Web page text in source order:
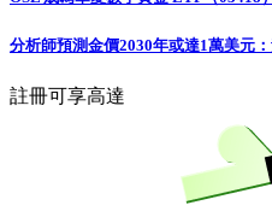
分析師預測金價2030年或達1萬美元
註冊可享高達